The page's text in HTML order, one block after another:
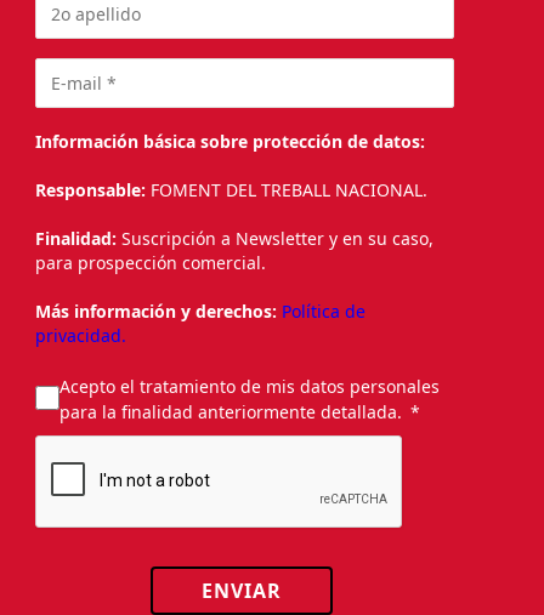
Información básica sobre protección de datos:
Responsable: FOMENT DEL TREBALL NACIONAL.
Finalidad: Suscripción a Newsletter y en su caso,
para prospección comercial.
Más información y derechos: Política de
privacidad.
Acepto el tratamiento de mis datos personales
para la finalidad anteriormente detallada.
ENVIAR